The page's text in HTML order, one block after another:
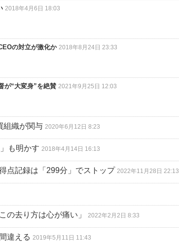
2018年4月6日 18:03
の対立が激化か 2018年8月24日 23:33
が“大変身”を絶賛 2021年9月25日 12:03
組織が関与 2020年6月12日 8:23
も明かす 2018年4月14日 16:13
点記録は「299分」でストップ 2022年11月28日 22:13
の去り方は心が痛い」 2022年2月2日 8:33
違える 2019年5月11日 11:43